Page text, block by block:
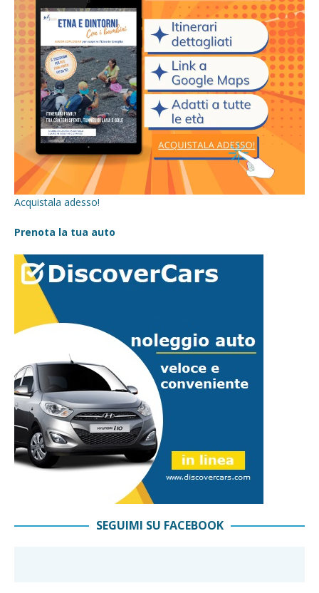
Acquistala adesso!
Prenota la tua auto
SEGUIMI SU FACEBOOK